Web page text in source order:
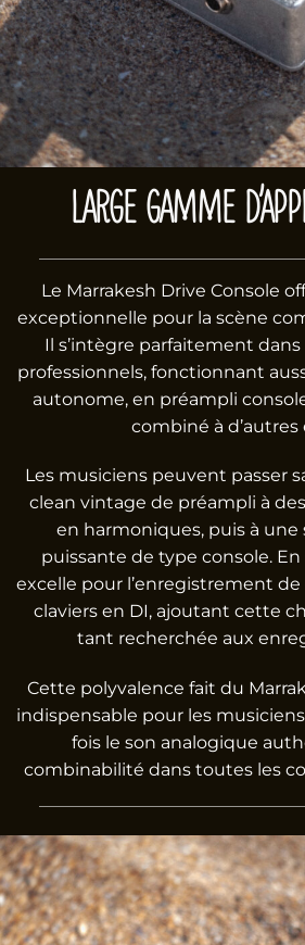
LARGE GAMME
Le Marrakesh Drive Console
exceptionnelle pour la scène
Il s’intègre parfaitement
professionnels, fonctionnant
autonome, en préampli
combiné à d’autres
Les musiciens peuvent passer
clean vintage de préampli à
en harmoniques, puis à une
puissante de type console.
excelle pour l’enregistrement de
claviers en DI, ajoutant cette
tant recherchée aux
Cette polyvalence fait du
indispensable pour les
fois le son analogique
combinabilité dans toutes les